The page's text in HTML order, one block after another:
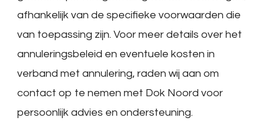
afhankelijk van de specifieke voorwaarden die
van toepassing zijn. Voor meer details over het
annuleringsbeleid en eventuele kosten in
verband met annulering, raden wij aan om
contact op te nemen met Dok Noord voor
persoonlijk advies en ondersteuning.